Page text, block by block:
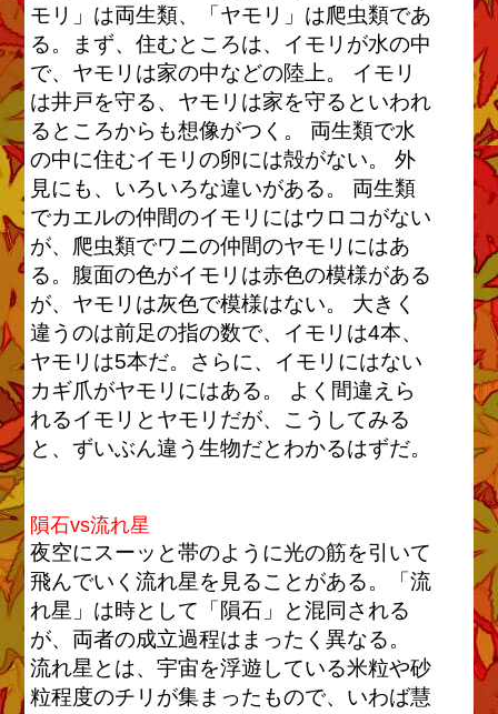
モリ」は両生類、「ヤモリ」は爬虫類であ
る。まず、住むところは、イモリが水の中
で、ヤモリは家の中などの陸上。 イモリ
は井戸を守る、ヤモリは家を守るといわれ
るところからも想像がつく。 両生類で水
の中に住むイモリの卵には殻がない。 外
見にも、いろいろな違いがある。 両生類
でカエルの仲間のイモリにはウロコがない
が、爬虫類でワニの仲間のヤモリにはあ
る。腹面の色がイモリは赤色の模様がある
が、ヤモリは灰色で模様はない。 大きく
違うのは前足の指の数で、イモリは4本、
ヤモリは5本だ。さらに、イモリにはない
カギ爪がヤモリにはある。 よく間違えら
れるイモリとヤモリだが、こうしてみる
と、ずいぶん違う生物だとわかるはずだ。
隕石vs流れ星
夜空にスーッと帯のように光の筋を引いて
飛んでいく流れ星を見ることがある。「流
れ星」は時として「隕石」と混同される
が、両者の成立過程はまったく異なる。
流れ星とは、宇宙を浮遊している米粒や砂
粒程度のチリが集まったもので、いわば慧